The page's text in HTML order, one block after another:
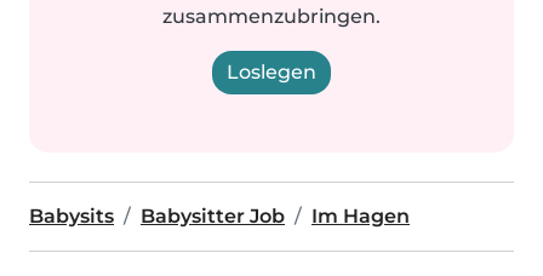
zusammenzubringen.
Loslegen
Babysits Babysitter Job Im Hagen